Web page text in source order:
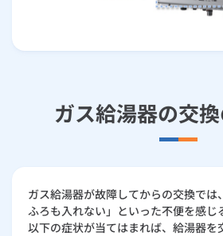
ガス給湯器の交
ガス給湯器が故障してからの交換では
ふろも入れない」といった不便を感じ
以下の症状が当てはまれば、給湯器を